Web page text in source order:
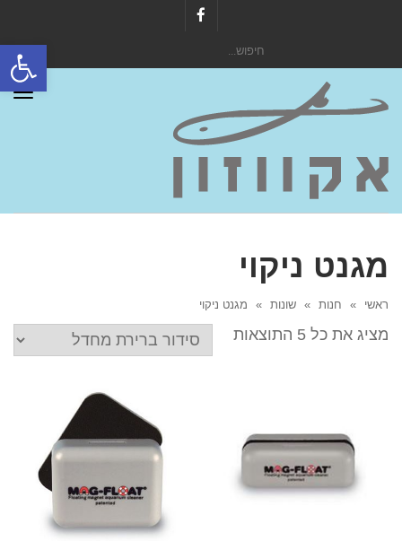
פתח
מגנט ניקוי
ראשי » חנות » שונות » מגנט ניקוי
מציג את כל 5 התוצאות